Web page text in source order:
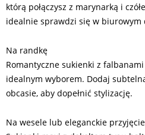
którą połączysz z marynarką i
idealnie sprawdzi się w biurowym
Na randkę
Romantyczne sukienki z
idealnym wyborem. Dodaj
obcasie, aby dopełnić stylizację.
Na wesele lub eleganckie przyjęcie